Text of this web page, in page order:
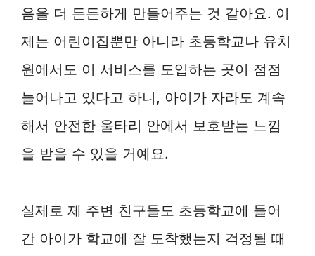
음을 더 든든하게 만들어주는 것 같아요. 이
제는 어린이집뿐만 아니라 초등학교나 유치
원에서도 이 서비스를 도입하는 곳이 점점
늘어나고 있다고 하니, 아이가 자라도 계속
해서 안전한 울타리 안에서 보호받는 느낌
을 받을 수 있을 거예요.
실제로 제 주변 친구들도 초등학교에 들어
간 아이가 학교에 잘 도착했는지 걱정될 때